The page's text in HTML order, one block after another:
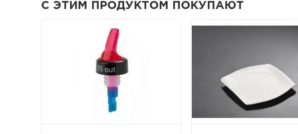
С ЭТИМ ПРОДУКТОМ ПОКУПАЮТ